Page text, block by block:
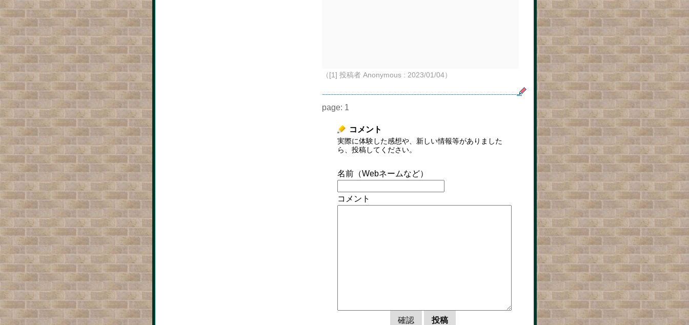
（[1] 投稿者 Anonymous : 2023/01/04）
page: 1
コメント
実際に体験した感想や、新しい情報等がありました
ら、投稿してください。
名前（Webネームなど）
コメント